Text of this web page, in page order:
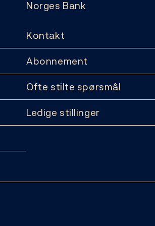
Norges Bank
Kontakt
Abonnement
Ofte stilte spørsmål
Ledige stillinger